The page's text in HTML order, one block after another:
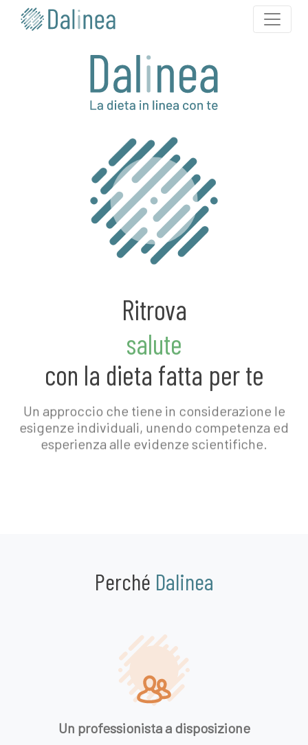
Ritrova
salute
con la dieta fatta per te
Un approccio che tiene in considerazione le
esigenze individuali, unendo competenza ed
esperienza alle evidenze scientifiche.
Perché Dalinea
Un professionista a disposizione